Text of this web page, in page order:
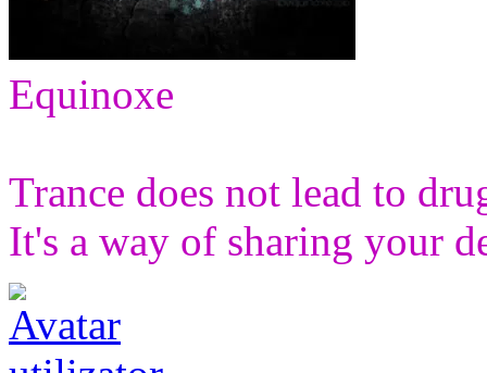
Equinoxe
Trance does not lead to
It's a way of sharing your